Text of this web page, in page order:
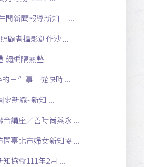
間新聞報導新知工 ...
顧者攝影創作沙 ...
-繩編隔熱墊
的三件事 從快時 ...
夢新織- 新知 ...
講座／善時尚與永 ...
問臺北市婦女新知協 ...
協會111年2月 ...